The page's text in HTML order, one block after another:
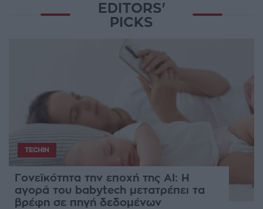
EDITORS'
PICKS
TECHIN
Γονεϊκότητα την εποχή της AI: Η
αγορά του babytech μετατρέπει τα
βρέφη σε πηγή δεδομένων